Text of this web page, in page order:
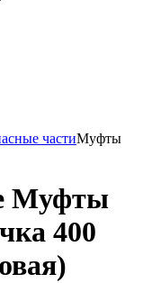
частиМуфты
Муфты
400